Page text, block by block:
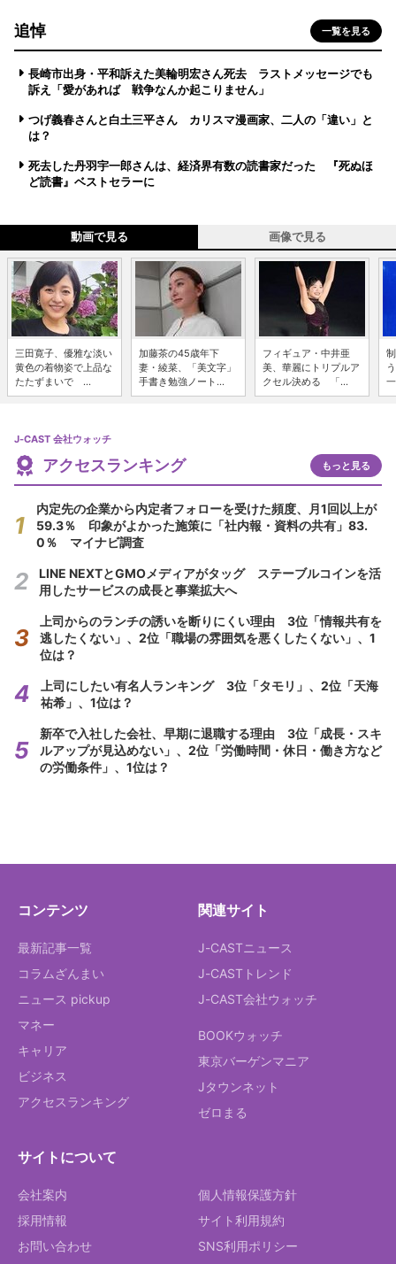
追悼 一覧を見る
長崎市出身・平和訴えた美輪明宏さん死去 ラストメッセージでも
訴え「愛があれば 戦争なんか起こりません」
つげ義春さんと白土三平さん カリスマ漫画家、二人の「違い」と
は？
死去した丹羽宇一郎さんは、経済界有数の読書家だった 『死ぬほ
ど読書』ベストセラーに
動画で見る 画像で見る
三田寛子、優雅な淡い
黄色の着物姿で上品な
たたずまいで ...
加藤茶の45歳年下
妻・綾菜、「美文字」
手書き勉強ノート...
フィギュア・中井亜
美、華麗にトリプルア
クセル決める 「...
J-CAST 会社ウォッチ
アクセスランキング もっと見る
内定先の企業から内定者フォローを受けた頻度、月1回以上が
59.3％ 印象がよかった施策に「社内報・資料の共有」83.
0％ マイナビ調査
LINE NEXTとGMOメディアがタッグ ステーブルコインを活
用したサービスの成長と事業拡大へ
上司からのランチの誘いを断りにくい理由 3位「情報共有を
逃したくない」、2位「職場の雰囲気を悪くしたくない」、1
位は？
上司にしたい有名人ランキング 3位「タモリ」、2位「天海
祐希」、1位は？
新卒で入社した会社、早期に退職する理由 3位「成長・スキ
ルアップが見込めない」、2位「労働時間・休日・働き方など
の労働条件」、1位は？
コンテンツ
最新記事一覧
コラムざんまい
ニュース pickup
マネー
キャリア
ビジネス
アクセスランキング
関連サイト
J-CASTニュース
J-CASTトレンド
J-CAST会社ウォッチ
BOOKウォッチ
東京バーゲンマニア
Jタウンネット
ゼロまる
サイトについて
会社案内
採用情報
お問い合わせ
個人情報保護方針
サイト利用規約
SNS利用ポリシー